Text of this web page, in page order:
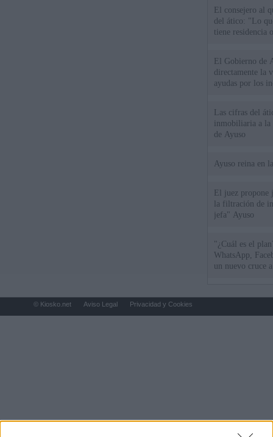
El consejero al
del ático: "Lo
tiene residencia
El Gobierno de
directamente la
ayudas por los
Las cifras del
inmobiliaria a la
de Ayuso
Ayuso reina en
El juez propone
la filtración de
jefa" Ayuso
"¿Cuál es el
WhatsApp,
un nuevo cruce
© Kiosko.net Aviso Legal Privacidad y Cookies